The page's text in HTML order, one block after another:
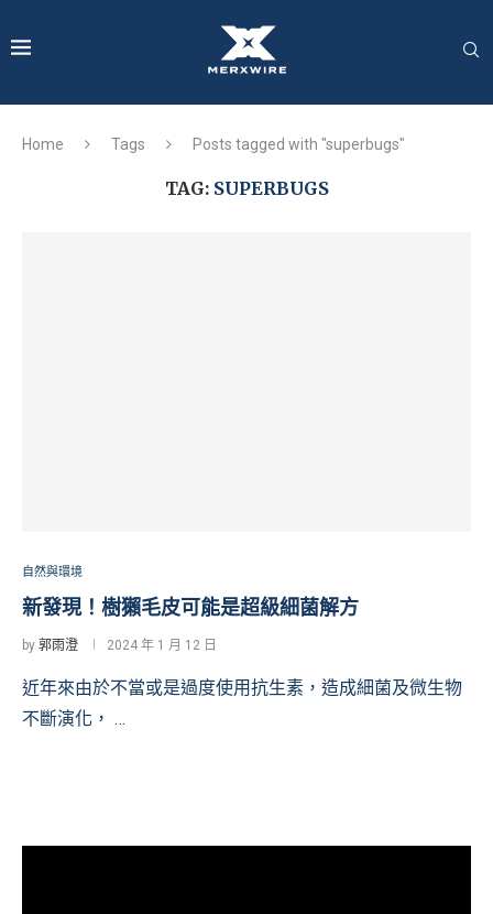
Home Tags Posts tagged with "superbugs"
TAG: SUPERBUGS
自然與環境
新發現！樹獺毛皮可能是超級細菌解方
by 郭雨澄 2024 年 1 月 12 日
近年來由於不當或是過度使用抗生素，造成細菌及微生物
不斷演化， …